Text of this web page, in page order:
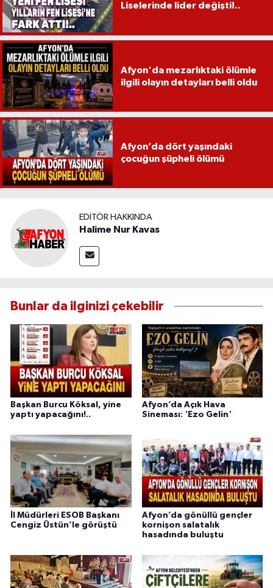
Liselerinde lider değişti!..
Afyon'da mezarlıktaki ölümle
ilgili olayın detayları belli oldu
Afyon’da dört yaşındaki
çocuğun şüpheli ölümü
EDITÖR HAKKINDA
Halime Nur Kavas
Bunlar da ilginizi çekebilir
Başkan Burcu Köksal, yine
yaptı yapacağını!..
Afyon’da Açık Hava
Sineması: 'Ezo Gelin'
İl Müdürleri ESOB Başkanı
Cengiz Üstün’le görüştü
Afyon’da gönüllü gençler
kornişon salatalık
hasadında buluştu